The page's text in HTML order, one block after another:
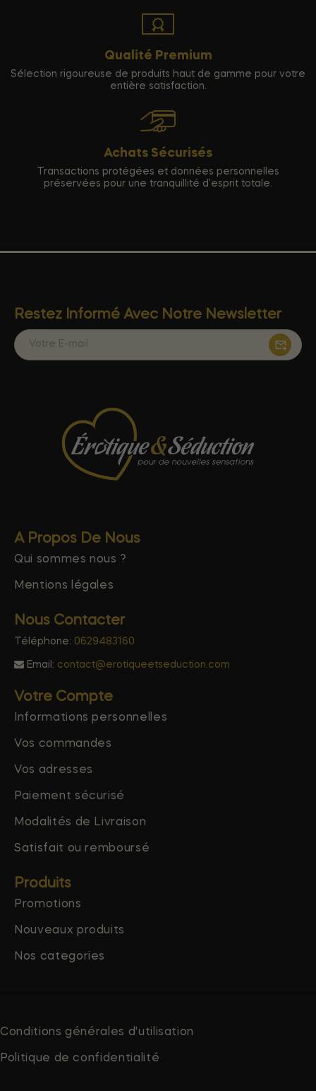
Qualité Premium
Sélection rigoureuse de produits haut de gamme pour votre
entière satisfaction.
Achats Sécurisés
Transactions protégées et données personnelles
préservées pour une tranquillité d'esprit totale.
Restez Informé Avec Notre Newsletter
A Propos De Nous
Qui sommes nous ?
Mentions légales
Nous Contacter
Téléphone: 0629483160
Email: contact@erotiqueetseduction.com
Votre Compte
Informations personnelles
Vos commandes
Vos adresses
Paiement sécurisé
Modalités de Livraison
Satisfait ou remboursé
Produits
Promotions
Nouveaux produits
Nos categories
Conditions générales d'utilisation
Politique de confidentialité